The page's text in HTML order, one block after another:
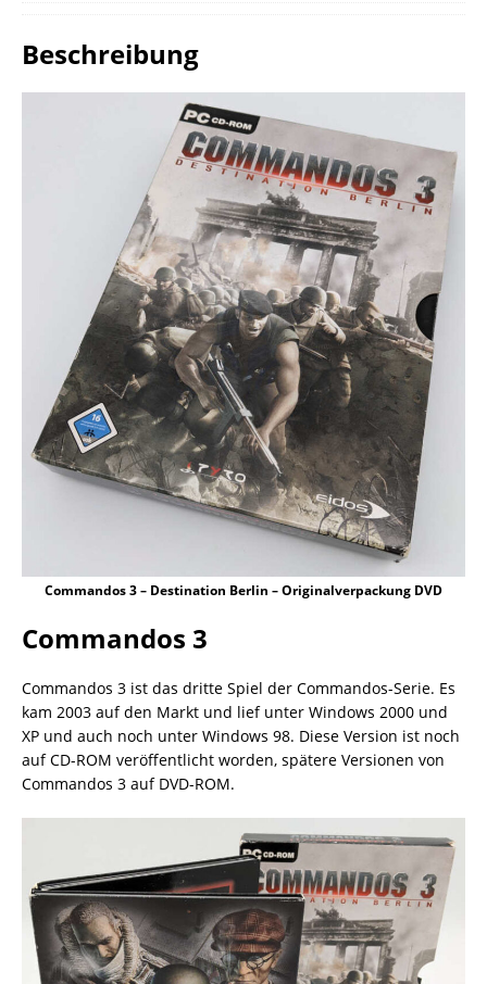
Beschreibung
Commandos 3 – Destination Berlin – Originalverpackung DVD
Commandos 3
Commandos 3 ist das dritte Spiel der Commandos-Serie. Es
kam 2003 auf den Markt und lief unter Windows 2000 und
XP und auch noch unter Windows 98. Diese Version ist noch
auf CD-ROM veröffentlicht worden, spätere Versionen von
Commandos 3 auf DVD-ROM.